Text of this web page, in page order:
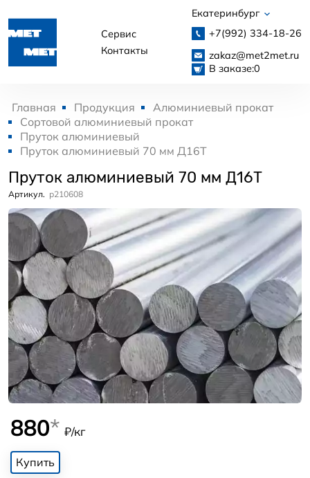
Сервис
Контакты
Екатеринбург
+7(992) 334-18-26
zakaz@met2met.ru
В заказе:0
Главная Продукция
Алюминиевый прокат
Сортовой алюминиевый прокат
Пруток алюминиевый
Пруток алюминиевый 70 мм Д16Т
Пруток алюминиевый 70 мм Д16Т
Артикул. p210608
880* ₽/кг
Купить